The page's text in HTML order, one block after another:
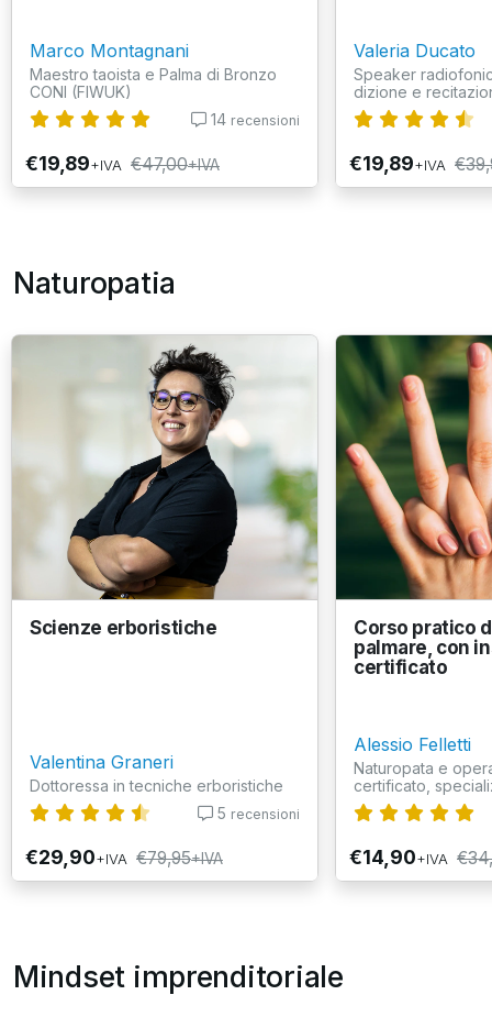
Marco Montagnani
Maestro taoista e Palma di Bronzo
CONI (FIWUK)
14 recensioni
€47,00+IVA
€19,89+IVA
Valeria Ducato
Speaker
dizione e
€19,89+IVA
Naturopatia
Scienze erboristiche
Valentina Graneri
Dottoressa in tecniche erboristiche
5 recensioni
€79,95+IVA
€29,90+IVA
Corso pratico
palmare, con
certificato
Alessio Felletti
Naturopata e
certificato,
€14,90+IVA
Mindset imprenditoriale